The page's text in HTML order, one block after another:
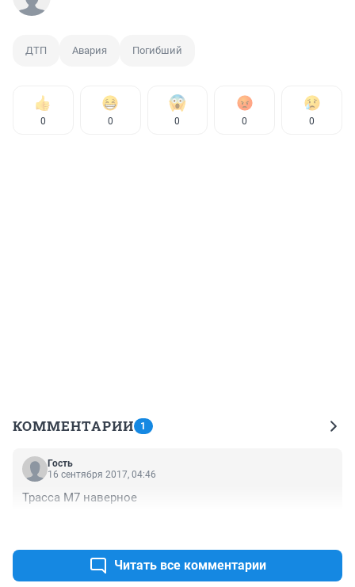
ДТП Авария Погибший
0 0 0 0 0
КОММЕНТАРИИ 1
Гость
16 сентября 2017, 04:46
Трасса М7 наверное
Читать все комментарии